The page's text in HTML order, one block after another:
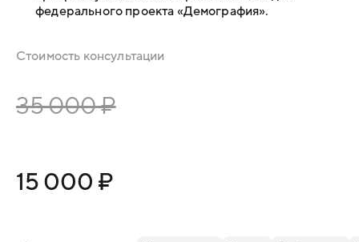
федерального проекта «Демография».
Стоимость консультации
35 000 ₽
15 000 ₽